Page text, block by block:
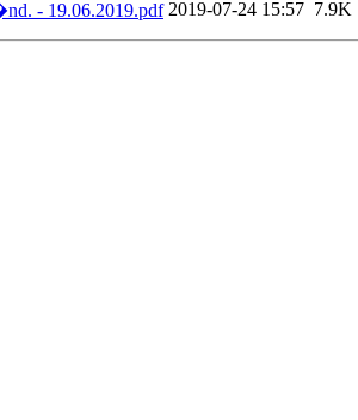
- 19.06.2019.pdf 2019-07-24 15:57 7.9K